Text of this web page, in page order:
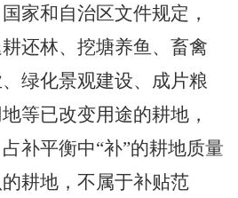
国家和自治区文件规定，
还林、挖塘养鱼、畜禽
绿化景观建设、成片粮
等已改变用途的耕地，
补平衡中“补”的耕地质量
耕地，不属于补贴范